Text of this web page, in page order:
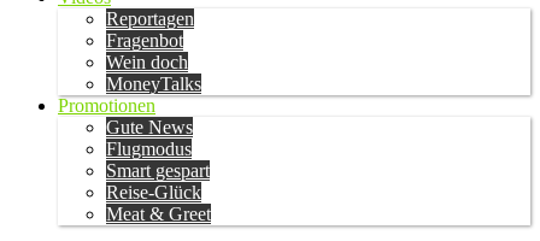
Reportagen
Fragenbot
Wein doch
MoneyTalks
Promotionen
Gute News
Flugmodus
Smart gespart
Reise-Glück
Meat & Greet